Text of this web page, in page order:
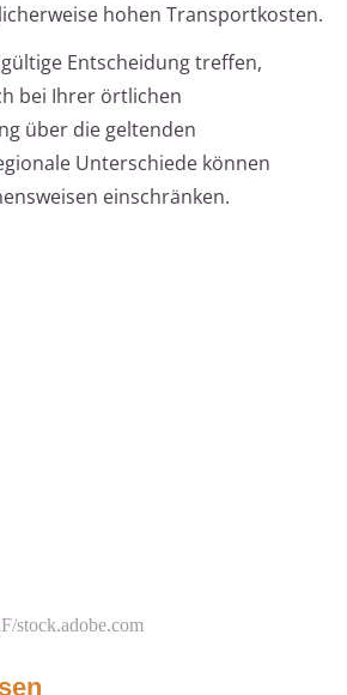
hohen Transportkosten.
Entscheidung treffen,
bei Ihrer örtlichen
über die geltenden
Unterschiede können
einschränken.
stock.adobe.com